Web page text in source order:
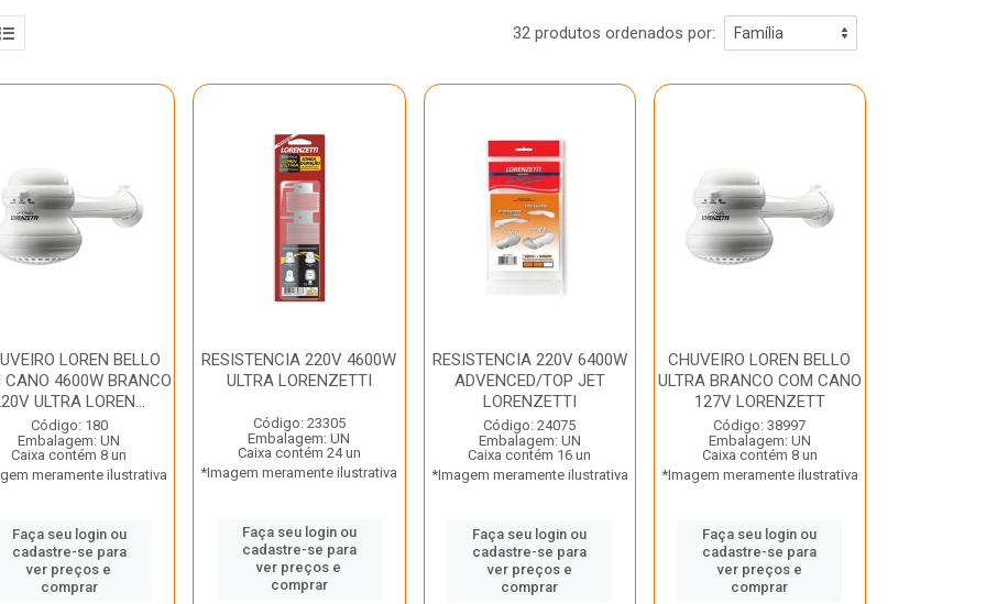
32 produtos ordenados por:
LOREN BELLO
CANO 4600W BRANCO
ULTRA LOREN...
Código: 180
Embalagem: UN
Caixa contém 8 un
meramente ilustrativa
Faça seu login ou
cadastre-se para
ver preços e
comprar
RESISTENCIA 220V 4600W
ULTRA LORENZETTI
Código: 23305
Embalagem: UN
Caixa contém 24 un
*Imagem meramente ilustrativa
Faça seu login ou
cadastre-se para
ver preços e
comprar
RESISTENCIA 220V 6400W
ADVENCED/TOP JET
LORENZETTI
Código: 24075
Embalagem: UN
Caixa contém 16 un
*Imagem meramente ilustrativa
Faça seu login ou
cadastre-se para
ver preços e
comprar
CHUVEIRO LOREN BELLO
ULTRA BRANCO COM CANO
127V LORENZETT
Código: 38997
Embalagem: UN
Caixa contém 8 un
*Imagem meramente ilustrativa
Faça seu login ou
cadastre-se para
ver preços e
comprar